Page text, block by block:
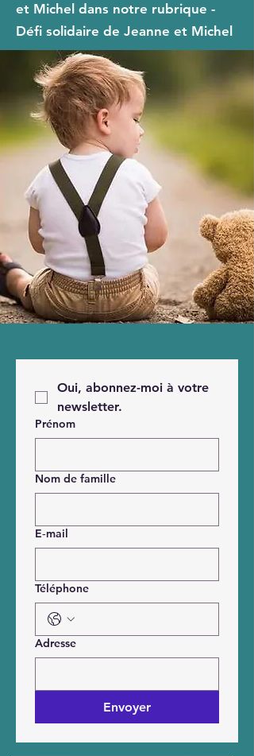
et Michel dans notre rubrique -
Défi solidaire de Jeanne et Michel
Oui, abonnez-moi à votre
newsletter.
Prénom
Nom de famille
E‑mail
Téléphone
Adresse
Envoyer